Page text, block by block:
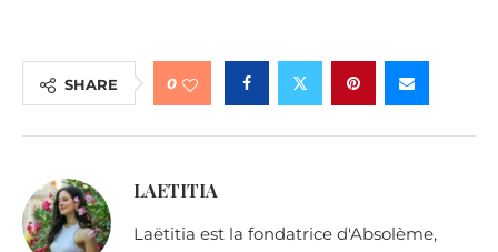
SHARE 0
LAETITIA
Laëtitia est la fondatrice d'Absolème,